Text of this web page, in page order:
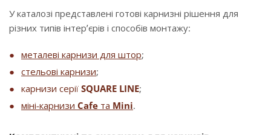
У каталозі представлені готові карнизні рішення для
різних типів інтер’єрів і способів монтажу:
металеві карнизи для штор;
стельові карнизи;
карнизи серії SQUARE LINE;
міні-карнизи Cafe та Mini.